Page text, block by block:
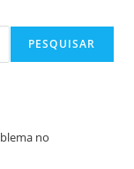
PESQUISAR
no